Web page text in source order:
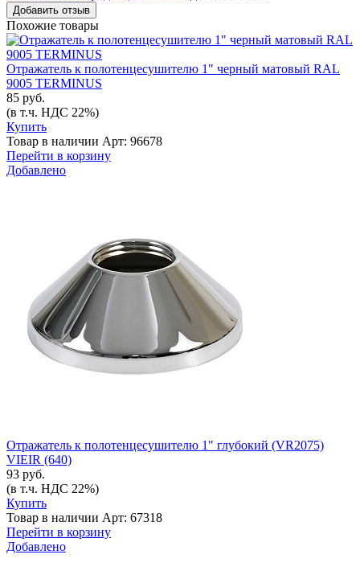
Добавить отзыв
Похожие товары
Отражатель к полотенцесушителю 1" черный матовый RAL
9005 TERMINUS
85 руб.
(в т.ч. НДС 22%)
Купить
Товар в наличии Арт: 96678
Перейти в корзину
Добавлено
Отражатель к полотенцесушителю 1" глубокий (VR2075)
VIEIR (640)
93 руб.
(в т.ч. НДС 22%)
Купить
Товар в наличии Арт: 67318
Перейти в корзину
Добавлено